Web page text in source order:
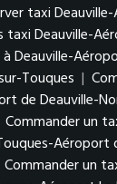
taxi
taxi Deauville-
Deauville-
Touques |
de Deauville-
Commander un
Aéroport
Commander un